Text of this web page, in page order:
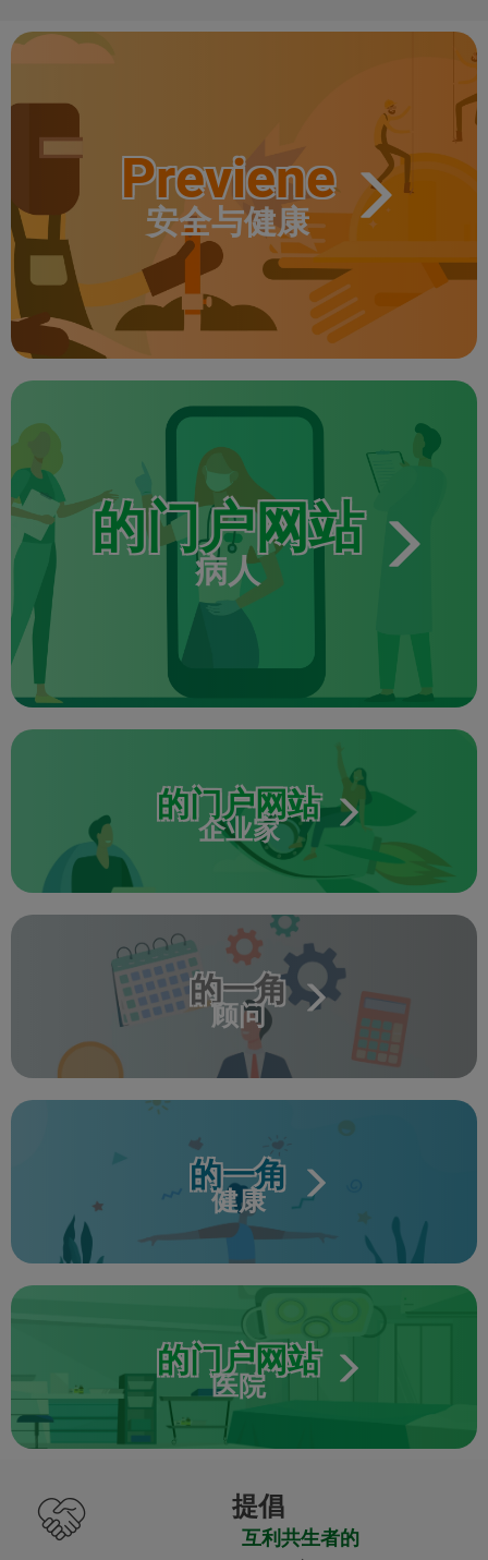
Previene
安全与健康
的门户网站
病人
的门户网站
企业家
的一角
顾问
的一角
健康
的门户网站
医院
提倡
互利共生者的